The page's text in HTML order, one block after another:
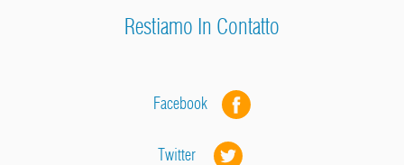
Restiamo In Contatto
Facebook
Twitter